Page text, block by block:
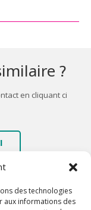
des technologies
aux informations des
?
en cliquant ci